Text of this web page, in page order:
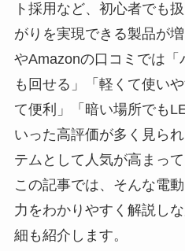
ト採用など、初心者でも
がりを実現できる製品が
やAmazonの口コミでは
も回せる」「軽くて使い
て便利」「暗い場所でも
いった高評価が多く見ら
テムとして人気が高まって
この記事では、そんな電
力をわかりやすく解説し
細も紹介します。